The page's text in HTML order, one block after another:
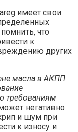
имеет свои
что
к
других
масла в АКПП
требованиям
негативно
и шум при
к износу и